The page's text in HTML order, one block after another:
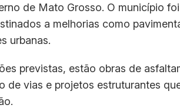
de Mato Grosso. O município
a melhorias como
urbanas.
previstas, estão obras de
de vias e projetos estruturantes